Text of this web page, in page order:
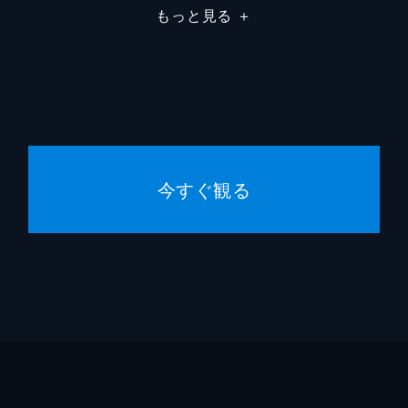
もっと見る ＋
今すぐ観る